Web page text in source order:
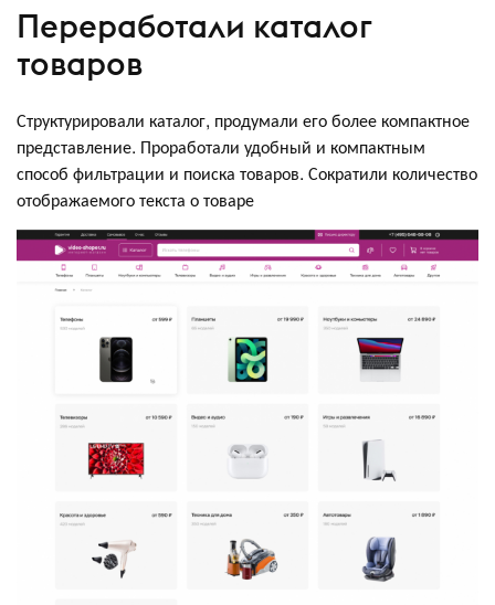
Переработали каталог
товаров
Структурировали каталог, продумали его более компактное
представление. Проработали удобный и компактным
способ фильтрации и поиска товаров. Сократили количество
отображаемого текста о товаре